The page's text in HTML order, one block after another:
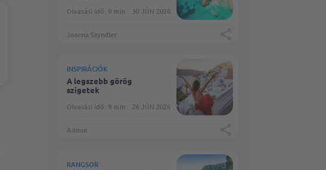
Olvasási idő: 9 min
30 JÚN 2026
Joanna Szyndler
INSPIRÁCIÓK
A legszebb görög
szigetek
Olvasási idő: 9 min
26 JÚN 2026
Admin
RANGSOR